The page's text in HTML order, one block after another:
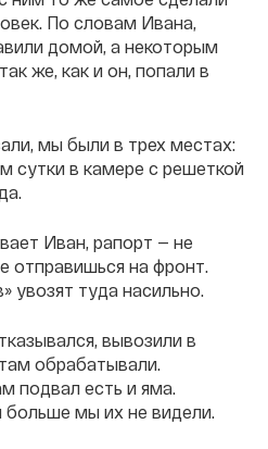
По словам Ивана,
домой, а некоторым
же, как и он, попали в
мы были в трех местах:
сутки в камере с решеткой
Иван, рапорт — не
отправишься на фронт.
увозят туда насильно.
вывозили в
обрабатывали.
подвал есть и яма.
больше мы их не видели.